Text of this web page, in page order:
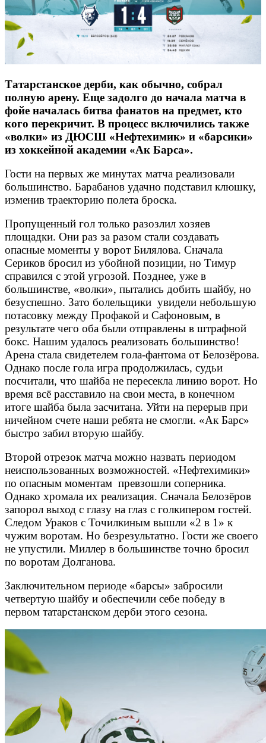
Татарстанское дерби, как обычно, собрал
полную арену. Еще задолго до начала матча в
фойе началась битва фанатов на предмет, кто
кого перекричит. В процесс включились также
«волки» из ДЮСШ «Нефтехимик» и «барсики»
из хоккейной академии «Ак Барса».
Гости на первых же минутах матча реализовали
большинство. Барабанов удачно подставил клюшку,
изменив траекторию полета броска.
Пропущенный гол только разозлил хозяев
площадки. Они раз за разом стали создавать
опасные моменты у ворот Билялова. Сначала
Сериков бросил из убойной позиции, но Тимур
справился с этой угрозой. Позднее, уже в
большинстве, «волки», пытались добить шайбу, но
безуспешно. Зато болельщики увидели небольшую
потасовку между Профакой и Сафоновым, в
результате чего оба были отправлены в штрафной
бокс. Нашим удалось реализовать большинство!
Арена стала свидетелем гола-фантома от Белозёрова.
Однако после гола игра продолжилась, судьи
посчитали, что шайба не пересекла линию ворот. Но
время всё расставило на свои места, в конечном
итоге шайба была засчитана. Уйти на перерыв при
ничейном счете наши ребята не смогли. «Ак Барс»
быстро забил вторую шайбу.
Второй отрезок матча можно назвать периодом
неиспользованных возможностей. «Нефтехимики»
по опасным моментам превзошли соперника.
Однако хромала их реализация. Сначала Белозёров
запорол выход с глазу на глаз с голкипером гостей.
Следом Ураков с Точилкиным вышли «2 в 1» к
чужим воротам. Но безрезультатно. Гости же своего
не упустили. Миллер в большинстве точно бросил
по воротам Долганова.
Заключительном периоде «барсы» забросили
четвертую шайбу и обеспечили себе победу в
первом татарстанском дерби этого сезона.